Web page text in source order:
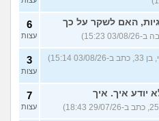
האם לשקר על כך
6
עצות
26 15:14)
3
עצות
יודע איך. איך
7
עצות